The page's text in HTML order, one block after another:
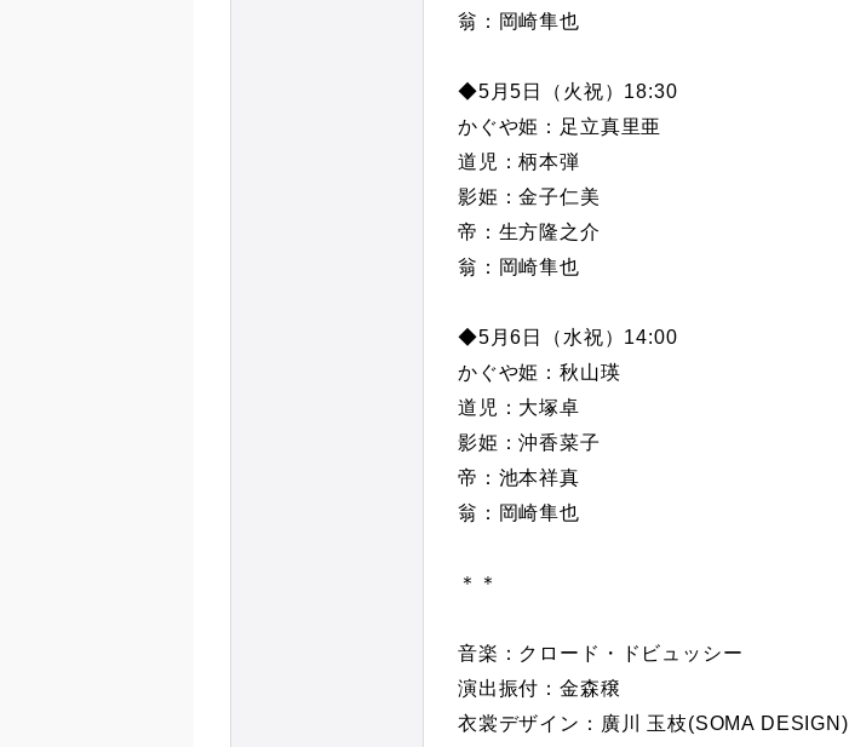
翁：岡崎隼也
◆5月5日（火祝）18:30
かぐや姫：足立真里亜
道児：柄本弾
影姫：金子仁美
帝：生方隆之介
翁：岡崎隼也
◆5月6日（水祝）14:00
かぐや姫：秋山瑛
道児：大塚卓
影姫：沖香菜子
帝：池本祥真
翁：岡崎隼也
＊＊
音楽：クロード・ドビュッシー
演出振付：金森穣
衣裳デザイン：廣川 玉枝(SOMA DESIGN)